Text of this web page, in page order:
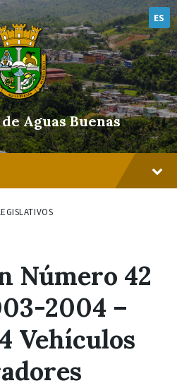
ES
Aguas Buenas
Número 42
2004 –
Vehículos